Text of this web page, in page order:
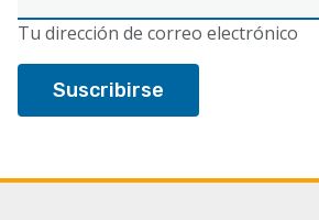
electrónico
Tu dirección de correo electrónico